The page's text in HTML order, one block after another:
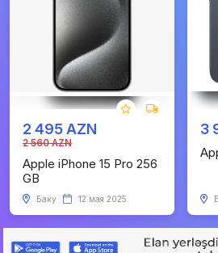
2 495 AZN
2 560 AZN
Apple iPhone 15 Pro 256
GB
Баку 12 мая 2025
3